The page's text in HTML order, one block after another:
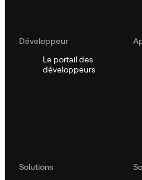
Développeur
Le portail des
développeurs
Solutions